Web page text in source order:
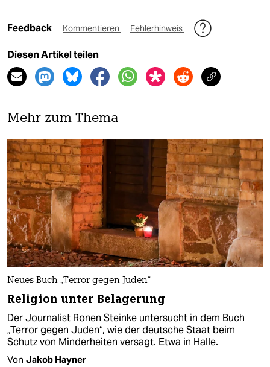
Feedback Kommentieren Fehlerhinweis
Diesen Artikel teilen
Mehr zum Thema
Neues Buch „Terror gegen Juden“
Religion unter Belagerung
Der Journalist Ronen Steinke untersucht in dem Buch
„Terror gegen Juden“, wie der deutsche Staat beim
Schutz von Minderheiten versagt. Etwa in Halle.
Von Jakob Hayner